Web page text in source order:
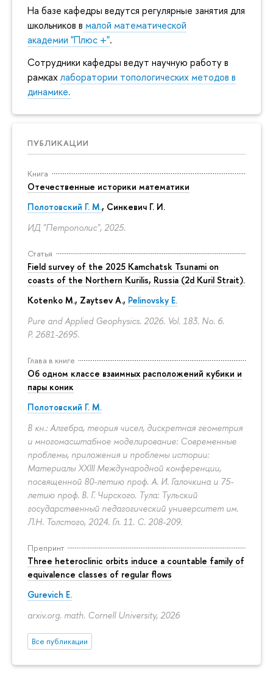
На базе кафедры ведутся регулярные занятия для
школьников в малой математической
академии "Плюс +".
Сотрудники кафедры ведут научную работу в
рамкахлаборатории топологических методов в
динамике.
ПУБЛИКАЦИИ
Книга
Отечественные историки математики
Полотовский Г. М., Синкевич Г. И.
ИД "Петрополис", 2025.
Статья
Field survey of the 2025 Kamchatsk Tsunami on
coasts of the Northern Kurilis, Russia (2d Kuril Strait).
Kotenko M., Zaytsev A., Pelinovsky E.
Pure and Applied Geophysics. 2026. Vol. 183. No. 6.
P. 2681-2695.
Глава в книге
Об одном классе взаимных расположений кубики и
пары коник
Полотовский Г. М.
В кн.: Алгебра, теория чисел, дискретная геометрия
и многомасштабное моделирование: Современные
проблемы, приложения и проблемы истории:
Материалы XXIII Международной конференции,
посвященной 80-летию проф. А. И. Галочкина и 75-
летию проф. В. Г. Чирского. Тула: Тульский
государственный педагогический университет им.
Л.Н. Толстого, 2024. Гл. 11. С. 208-209.
Препринт
Three heteroclinic orbits induce a countable family of
equivalence classes of regular flows
Gurevich E.
arxiv.org. math. Cornell University, 2026
Все публикации